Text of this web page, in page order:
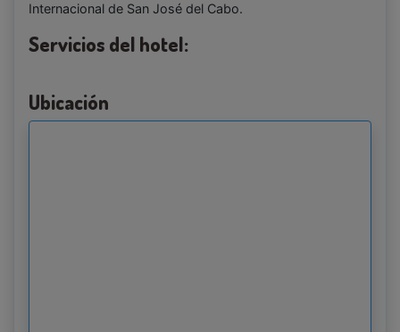
Internacional de San José del Cabo.
Servicios del hotel:
Ubicación